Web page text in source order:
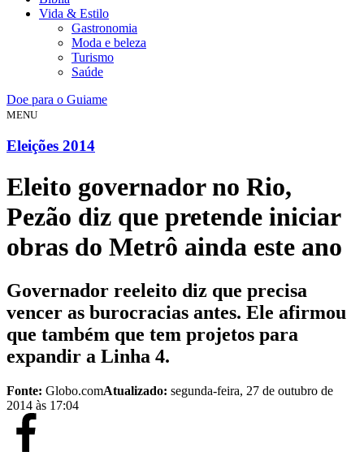
Vida & Estilo
Gastronomia
Moda e beleza
Turismo
Saúde
Doe para o Guiame
MENU
Eleições 2014
Eleito governador no Rio,
Pezão diz que pretende iniciar
obras do Metrô ainda este ano
Governador reeleito diz que precisa
vencer as burocracias antes. Ele afirmou
que também que tem projetos para
expandir a Linha 4.
Fonte: Globo.comAtualizado: segunda-feira, 27 de outubro de
2014 às 17:04